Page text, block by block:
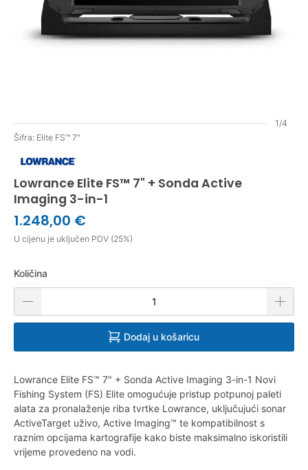
1/4
Šifra: Elite FS™ 7"
Lowrance Elite FS™ 7" + Sonda Active
Imaging 3-in-1
1.248,00 €
U cijenu je uključen PDV (25%)
Količina
Dodaj u košaricu
Lowrance Elite FS™ 7" + Sonda Active Imaging 3-in-1 Novi
Fishing System (FS) Elite omogućuje pristup potpunoj paleti
alata za pronalaženje riba tvrtke Lowrance, uključujući sonar
ActiveTarget uživo, Active Imaging™ te kompatibilnost s
raznim opcijama kartografije kako biste maksimalno iskoristili
vrijeme provedeno na vodi.